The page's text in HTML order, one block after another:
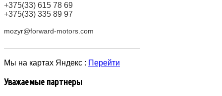
+375(33) 615 78 69
+375(33) 335 89 97
mozyr@forward-motors.com
Мы на картах Яндекс : Перейти
Уважаемые партнеры